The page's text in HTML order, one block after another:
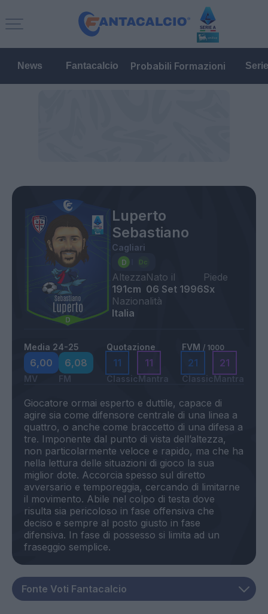
News Fantacalcio Probabili Formazioni
Luperto
Sebastiano
Cagliari
Altezza
191cm
Nato il
06 Set 1996
Piede
Sx
Nazionalità
Italia
Media 24-25
6,00
MV
6,08
FM
Quotazione
11
Classic
11
Mantra
FVM / 1000
21
Classic
21
Mantra
Giocatore ormai esperto e duttile, capace di
agire sia come difensore centrale di una linea a
quattro, o anche come braccetto di una difesa a
tre. Imponente dal punto di vista dell’altezza,
non particolarmente veloce e rapido, ma che ha
nella lettura delle situazioni di gioco la sua
miglior dote. Accorcia spesso sul diretto
avversario e temporeggia, cercando di limitarne
il movimento. Abile nel colpo di testa dove
risulta sia pericoloso in fase offensiva che
deciso e sempre al posto giusto in fase
difensiva. In fase di possesso si limita ad un